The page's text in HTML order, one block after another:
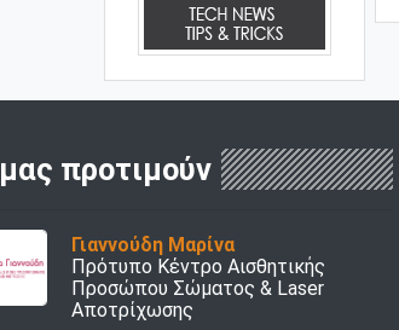
μας προτιμούν
Γιαννούδη Μαρίνα
Πρότυπο Κέντρο Αισθητικής
Προσώπου Σώματος & Laser
Aποτρίχωσης